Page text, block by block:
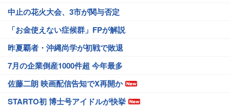
中止の花火大会、3市が関与否定
「お金使えない症候群」FPが解説
昨夏覇者・沖縄尚学が初戦で敗退
7月の企業倒産1000件超 今年最多
佐藤二朗 映画配信告知でX再開か
STARTO初 博士号アイドルが快挙